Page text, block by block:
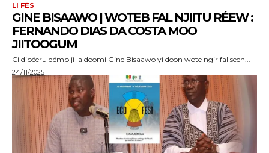
LI FËS
GINE BISAAWO | WOTEB FAL NJIITU RÉEW :
FERNANDO DIAS DA COSTA MOO
JIITOOGUM
Ci dibéeru démb ji la doomi Gine Bisaawo yi doon wote ngir fal seen...
24/11/2025